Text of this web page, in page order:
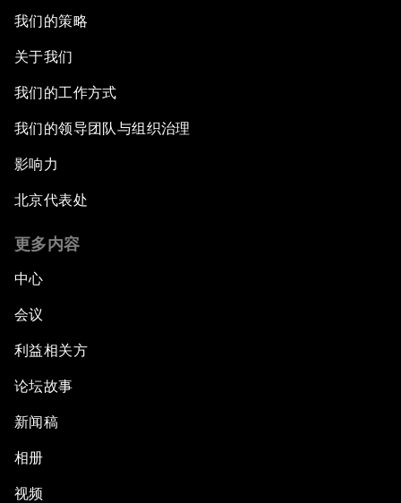
我们的策略
关于我们
我们的工作方式
我们的领导团队与组织治理
影响力
北京代表处
更多内容
中心
会议
利益相关方
论坛故事
新闻稿
相册
视频